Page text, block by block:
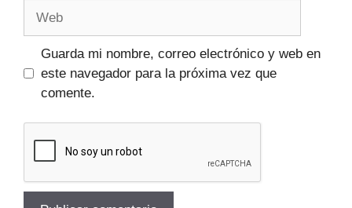
Guarda mi nombre, correo electrónico y web en
este navegador para la próxima vez que
comente.